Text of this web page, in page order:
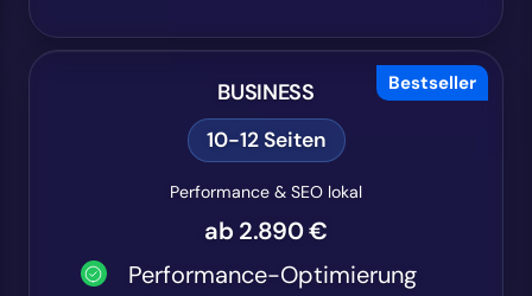
Bestseller
BUSINESS
10-12 Seiten
Performance & SEO lokal
ab 2.890 €
Performance-Optimierung